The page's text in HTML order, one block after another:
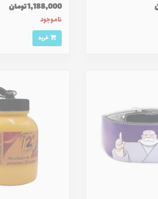
1,188,000 تومان
ناموجود